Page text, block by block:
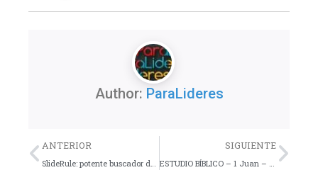
Author: ParaLideres
Previo
ANTERIOR
SlideRule: potente buscador de cursos en línea
SIGUIENTE
ESTUDIO BÍBLICO – 1 Juan – Lección 4